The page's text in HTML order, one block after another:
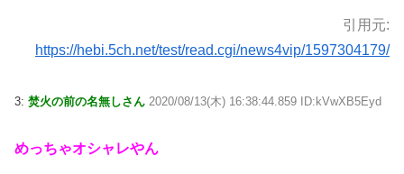
引用元:
https://hebi.5ch.net/test/read.cgi/news4vip/1597304179/
3: 焚火の前の名無しさん 2020/08/13(木) 16:38:44.859 ID:kVwXB5Eyd
めっちゃオシャレやん